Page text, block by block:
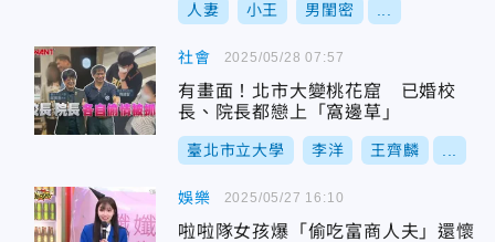
人妻 小王 男閨密
社會
有畫面！北市大變桃花窟 已婚校
長、院長都戀上「窩邊草」
臺北市立大學 李洋 王齊麟
2025/05/28 07:57
娛樂
啦啦隊女孩爆「偷吃富商人夫」還懷
2025/05/27 16:10